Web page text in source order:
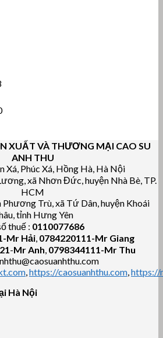
XUẤT VÀ THƯƠNG MẠI CAO SU
ANH THU
Xá, Phúc Xá, Hồng Hà, Hà Nội
xã Nhơn Đức, huyện Nhà Bè, TP.
HCM
Trù, xã Tứ Dân, huyện Khoái
tỉnh Hưng Yên
thuế : 0110077686
-Mr Hải, 0784220111-Mr Giang
-Mr Anh, 0798344111-Mr Thu
,https://caosuanhthu.com,https://
Hà Nội